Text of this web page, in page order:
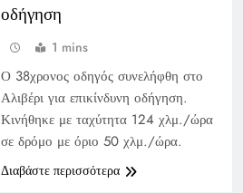
οδήγηση
1 mins
Ο 38χρονος οδηγός συνελήφθη στο
Αλιβέρι για επικίνδυνη οδήγηση.
Κινήθηκε με ταχύτητα 124 χλμ./ώρα
σε δρόμο με όριο 50 χλμ./ώρα.
Διαβάστε περισσότερα